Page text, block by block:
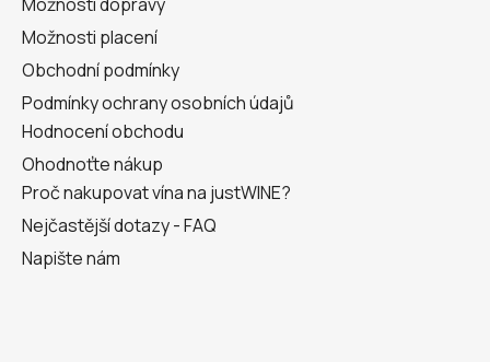
Možnosti placení
Obchodní podmínky
Podmínky ochrany osobních údajů
Hodnocení obchodu
Ohodnoťte nákup
Proč nakupovat vína na justWINE?
Nejčastější dotazy - FAQ
Napište nám